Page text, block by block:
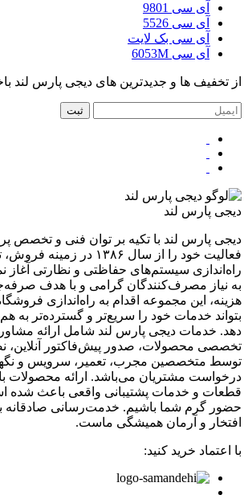
آی سی 9801
آی سی 5526
آی سی بک لایت
آی سی 6053M
از تخفیف ها و جدیدترین های دیجی پارس لند
ثبت
دیجی پارس لند
دیجی پارس لند با تکیه بر توان فنی و تخصص
فعالیت خود را از سال ۱۳۸۶ در
راه‌اندازی سیستم‌های حفاظتی و نظارتی آغاز
به نیاز مصرف‌کنندگان گرامی و با هدف
هزینه، این مجموعه اقدام به راه‌اندازی فروشگاه
بتواند خدمات خود را سریع‌تر و گسترده‌تر به
دهد. خدمات دیجی پارس لند شامل ارائه
تخصصی محصولات، صدور پیش‌فاکتور آنلاین،
توسط متخصصین مجرب، تعمیر، سرویس و
درخواست مشتریان می‌باشد. ارائه محصولات با
قطعات و خدمات پشتیبانی واقعی باعث شده
حضور گرم شما باشیم. خدمت‌رسانی صادقانه
افتخار و آرمان همیشگی ماست.
با اعتماد خرید کنید: